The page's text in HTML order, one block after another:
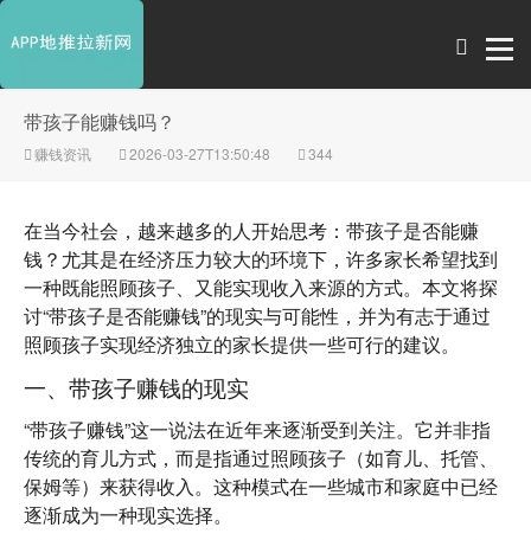
带孩子能赚钱吗？
赚钱资讯 2026-03-27T13:50:48 344
在当今社会，越来越多的人开始思考： 带孩子是否能赚
钱？尤其是在经济压力较大的环境下，许多家长希望找到
一种既能照顾孩子、又能实现收入来源的方式。本文将探
讨“带孩子是否能赚钱”的现实与可能性，并为有志于通过
照顾孩子实现经济独立的家长提供一些可行的建议。
一、带孩子赚钱的现实
“带孩子赚钱”这一说法在近年来逐渐受到关注。它并非指
传统的育儿方式，而是指通过照顾孩子（如育儿、托管、
保姆等）来获得收入。这种模式在一些城市和家庭中已经
逐渐成为一种现实选择。